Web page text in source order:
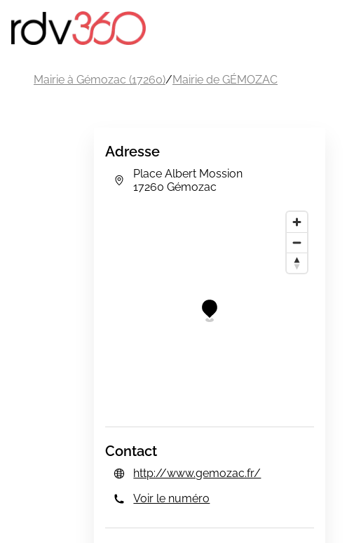
Mairie à Gémozac (17260)/Mairie de GÉMOZAC
Adresse
Place Albert Mossion
17260 Gémozac
Contact
http://www.gemozac.fr/
Voir le numéro